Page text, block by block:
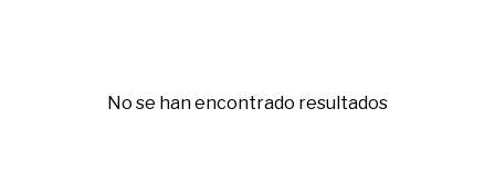
No se han encontrado resultados